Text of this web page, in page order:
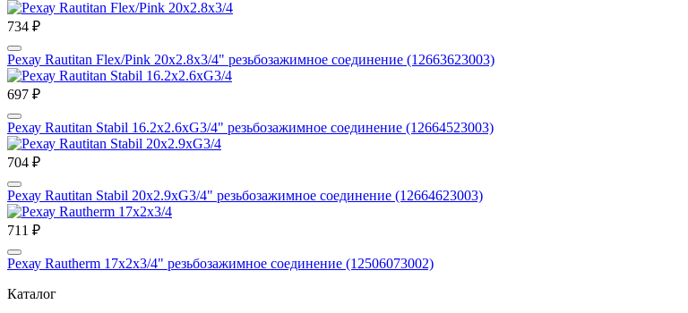
734 ₽
Рехау Rautitan Flex/Pink 20х2.8x3/4" резьбозажимное соединение (12663623003)
697 ₽
Рехау Rautitan Stabil 16.2х2.6хG3/4" резьбозажимное соединение (12664523003)
704 ₽
Рехау Rautitan Stabil 20х2.9хG3/4" резьбозажимное соединение (12664623003)
711 ₽
Рехау Rautherm 17х2x3/4" резьбозажимное соединение (12506073002)
Каталог